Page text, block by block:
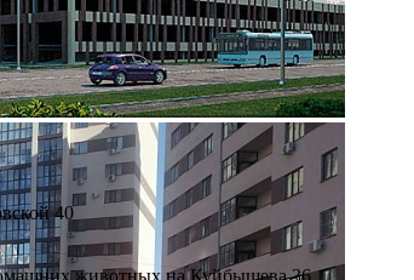
40
животных на Куйбышева 36